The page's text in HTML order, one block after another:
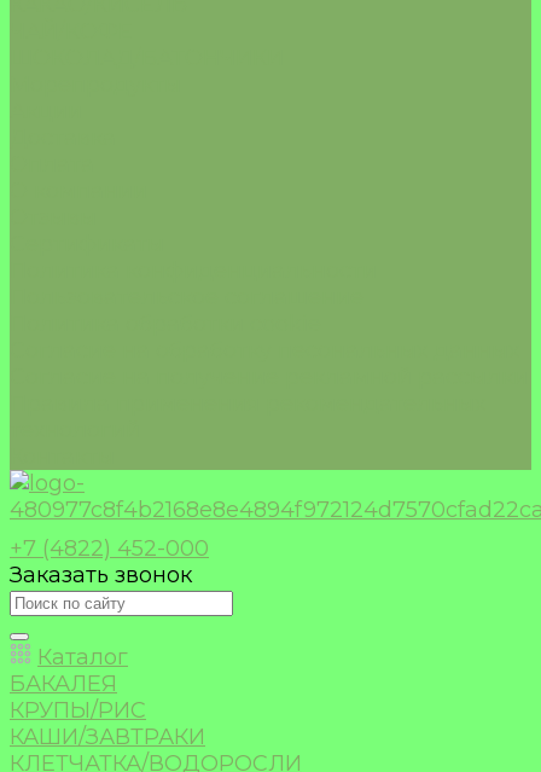
+7 (4822) 452-000
Заказать звонок
Каталог
БАКАЛЕЯ
КРУПЫ/РИС
КАШИ/ЗАВТРАКИ
КЛЕТЧАТКА/ВОДОРОСЛИ